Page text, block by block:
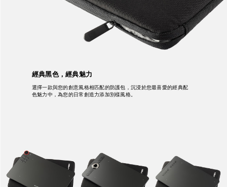
經典黑色，經典魅力
選擇一款與您的創意風格相匹配的防護包，沉浸於您最喜愛的經典配
色魅力中，為您的日常創造力添加別樣風格。